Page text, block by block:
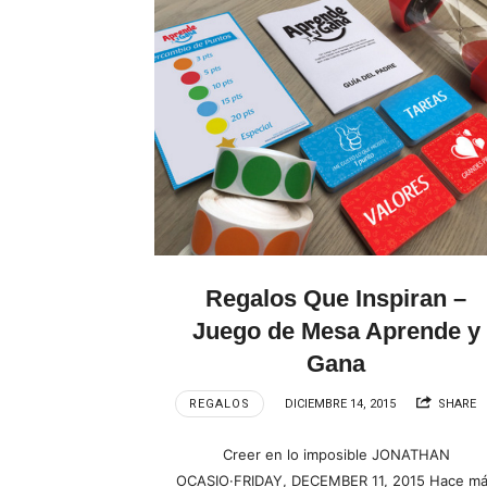
Regalos Que Inspiran –
Juego de Mesa Aprende y
Gana
REGALOS DICIEMBRE 14, 2015 SHARE
Creer en lo imposible JONATHAN
OCASIO·FRIDAY, DECEMBER 11, 2015 Hace